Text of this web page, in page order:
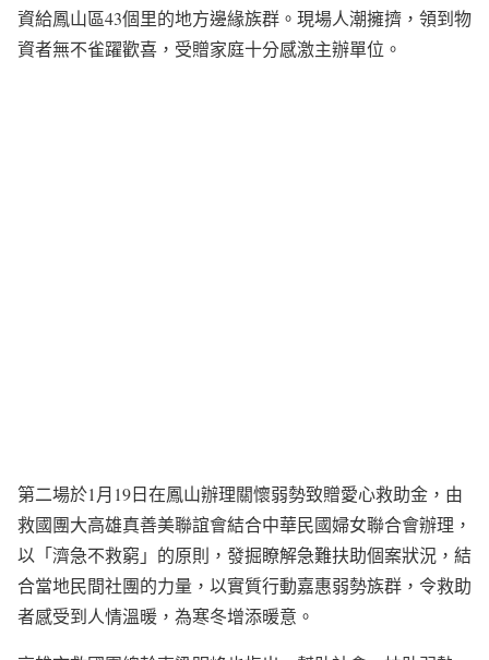
資給鳳山區43個里的地方邊緣族群。現場人潮擁擠，領到物
資者無不雀躍歡喜，受贈家庭十分感激主辦單位。
第二場於1月19日在鳳山辦理關懷弱勢致贈愛心救助金，由
救國團大高雄真善美聯誼會結合中華民國婦女聯合會辦理，
以「濟急不救窮」的原則，發掘瞭解急難扶助個案狀況，結
合當地民間社團的力量，以實質行動嘉惠弱勢族群，令救助
者感受到人情溫暖，為寒冬增添暖意。